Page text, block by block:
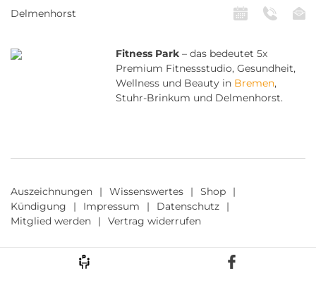
Delmenhorst
Fitness Park – das bedeutet 5x
Premium Fitnessstudio, Gesundheit,
Wellness und Beauty in Bremen,
Stuhr-Brinkum und Delmenhorst.
Auszeichnungen Wissenswertes
Shop
Kündigung
Impressum
Datenschutz
Mitglied werden
Vertrag widerrufen